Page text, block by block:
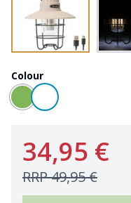
Colour
34,95 €
RRP49,95 €